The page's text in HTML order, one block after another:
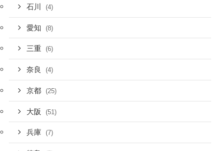
石川 (4)
愛知 (8)
三重 (6)
奈良 (4)
京都 (25)
大阪 (51)
兵庫 (7)